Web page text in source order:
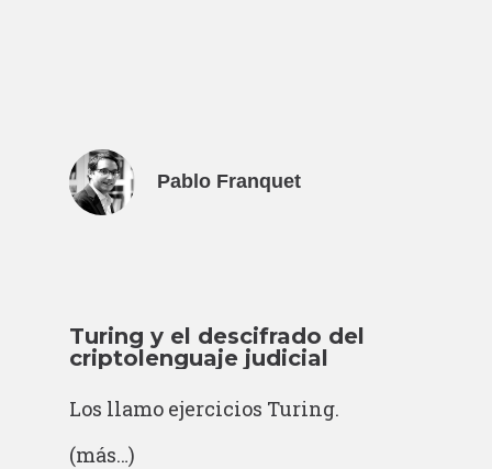
Pablo Franquet
Turing y el descifrado del
criptolenguaje judicial
Los llamo ejercicios Turing.
(más…)